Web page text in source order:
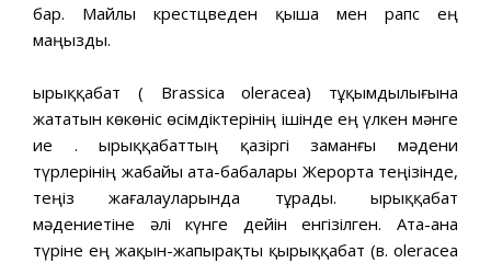
бар. Майлы крестцведен қыша мен рапс ең
маңызды.
Қырыққабат ( Brassica oleracea) тұқымдылығына
жататын көкөніс өсімдіктерінің ішінде ең үлкен мәнге
ие . Қырыққабаттың қазіргі заманғы мәдени
түрлерінің жабайы ата-бабалары Жерорта теңізінде,
теңіз жағалауларында тұрады. Қырыққабат
мәдениетіне әлі күнге дейін енгізілген. Ата-ана
түріне ең жақын-жапырақты қырыққабат (в. oleracea